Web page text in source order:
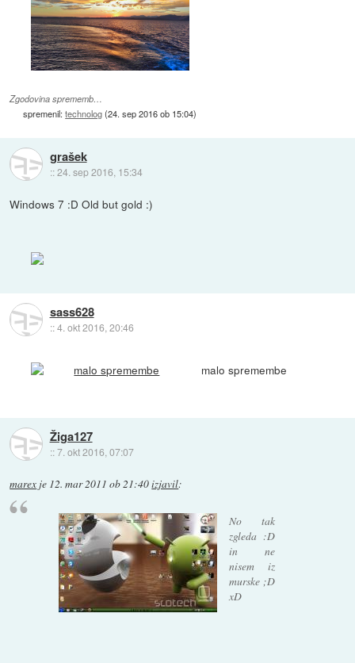
Zgodovina sprememb…
spremenil:technolog(24. sep 2016 ob 15:04)
grašek
::24. sep 2016, 15:34
Windows 7 :D Old but gold :)
sass628
::4. okt 2016, 20:46
malo spremembe
Žiga127
::7. okt 2016, 07:07
marex je 12. mar 2011 ob 21:40izjavil:
No tak
zgleda :D
in ne
nisem iz
murske ;D
xD